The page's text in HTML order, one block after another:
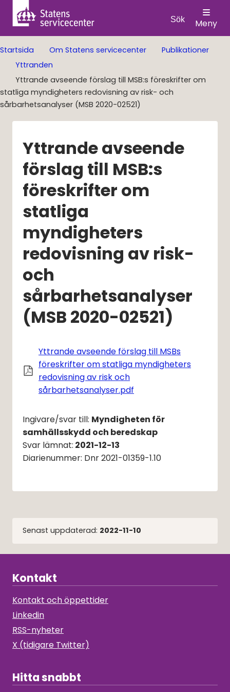
Sök Meny
Startsida Om Statens servicecenter
Publikationer
Yttranden
Yttrande avseende förslag till MSB:s föreskrifter om
statliga myndigheters redovisning av risk- och
sårbarhetsanalyser (MSB 2020-02521)
Yttrande avseende
förslag till MSB:s
föreskrifter om
statliga
myndigheters
redovisning av risk-
och
sårbarhetsanalyser
(MSB 2020-02521)
Yttrande avseende förslag till MSBs
föreskrifter om statliga myndigheters
redovisning av risk och
sårbarhetsanalyser.pdf
Ingivare/svar till: Myndigheten för
samhällsskydd och beredskap
Svar lämnat: 2021-12-13
Diarienummer: Dnr 2021-01359-1.10
Senast uppdaterad: 2022-11-10
Kontakt
Kontakt och öppettider
Linkedin
RSS-nyheter
X (tidigare Twitter)
Hitta snabbt